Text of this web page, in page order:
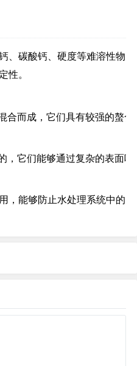
、碳酸钙、硬度等难溶性物
性。
而成，它们具有较强的
它们能够通过复杂的表
，能够防止水处理系统中的